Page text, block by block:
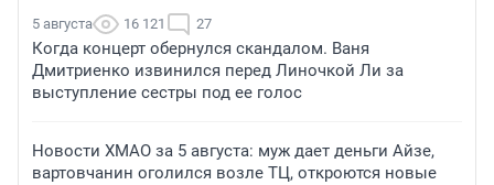
5 августа 16 121 27
Когда концерт обернулся скандалом. Ваня
Дмитриенко извинился перед Линочкой Ли за
выступление сестры под ее голос
Новости ХМАО за 5 августа: муж дает деньги Айзе,
вартовчанин оголился возле ТЦ, откроются новые